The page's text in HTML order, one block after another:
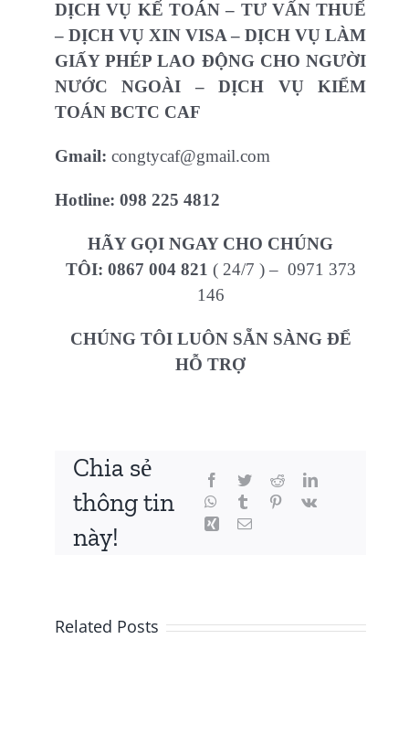
DỊCH VỤ KẾ TOÁN – TƯ VẤN THUẾ
– DỊCH VỤ XIN VISA – DỊCH VỤ LÀM
GIẤY PHÉP LAO ĐỘNG CHO NGƯỜI
NƯỚC NGOÀI – DỊCH VỤ KIỂM
TOÁN BCTC CAF
Gmail: congtycaf@gmail.com
Hotline: 098 225 4812
HÃY GỌI NGAY CHO CHÚNG
TÔI: 0867 004 821 ( 24/7 ) – 0971 373
146
CHÚNG TÔI LUÔN SẴN SÀNG ĐỂ
HỖ TRỢ
Chia sẻ
thông tin
này!
Related Posts